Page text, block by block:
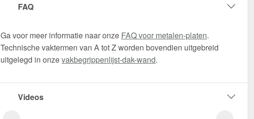
FAQ
Ga voor meer informatie naar onze FAQ voor metalen-platen.
Technische vaktermen van A tot Z worden bovendien uitgebreid
uitgelegd in onzevakbegrippenlijst-dak-wand.
Videos